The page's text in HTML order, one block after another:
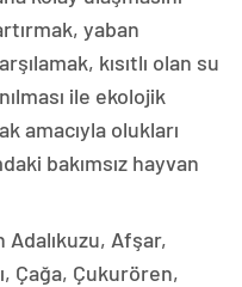
yaban
kısıtlı olan su
ile ekolojik
amacıyla olukları
bakımsız hayvan
Adalıkuzu, Afşar,
Çağa, Çukurören,